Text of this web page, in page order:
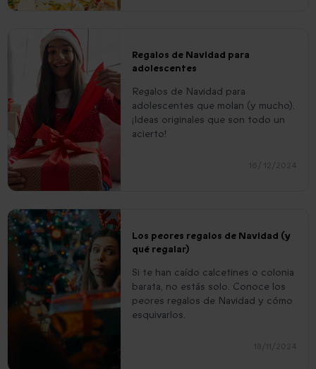
Regalos de Navidad para
adolescentes
Regalos de Navidad para
adolescentes que molan (y mucho).
¡Ideas originales que son todo un
acierto!
16/ 12/2024
Los peores regalos de Navidad (y
qué regalar)
Si te han caído calcetines o colonia
barata, no estás solo. Conoce los
peores regalos de Navidad y cómo
esquivarlos.
18/11/2024